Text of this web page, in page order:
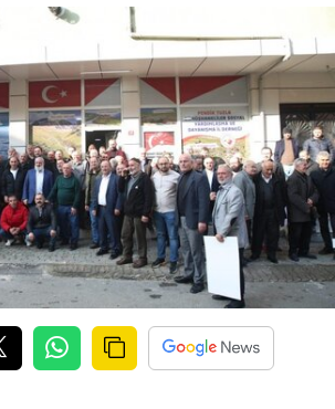
Denizli
Diyarbakır
Edirne
Elazığ
Erzincan
Erzurum
Eskişehir
Gaziantep